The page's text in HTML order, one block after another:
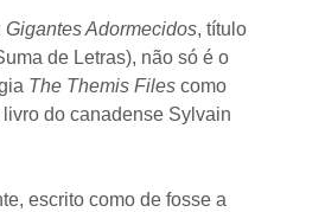
Gigantes Adormecidos, título
de Letras), não só é o
The Themis Files como
do canadense Sylvain
escrito como de fosse a